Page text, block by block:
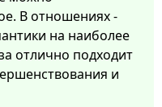
В отношениях -
на наиболее
отлично подходит
и